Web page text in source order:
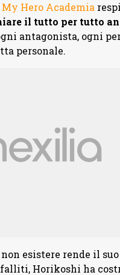
My Hero Academia
il tutto per tutto
antagonista, ogni
personale.
esistere rende il
Horikoshi ha